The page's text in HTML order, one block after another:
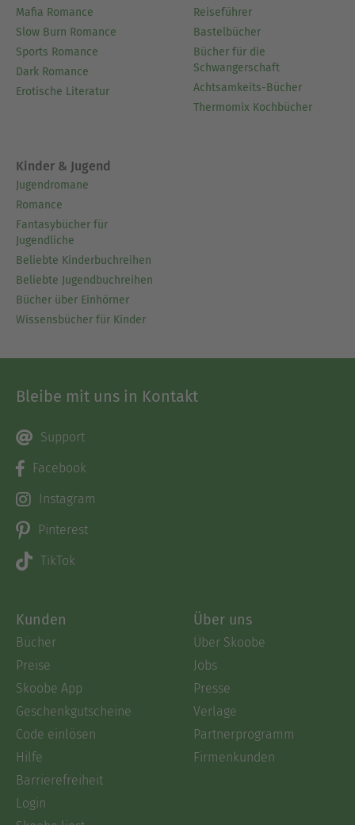
Mafia Romance
Slow Burn Romance
Sports Romance
Dark Romance
Erotische Literatur
Reiseführer
Bastelbücher
Bücher für die
Schwangerschaft
Achtsamkeits-Bücher
Thermomix Kochbücher
Kinder & Jugend
Jugendromane
Romance
Fantasybücher für
Jugendliche
Beliebte Kinderbuchreihen
Beliebte Jugendbuchreihen
Bücher über Einhörner
Wissensbücher für Kinder
Bleibe mit uns in Kontakt
Support
Facebook
Instagram
Pinterest
TikTok
Kunden
Bücher
Preise
Skoobe App
Geschenkgutscheine
Code einlösen
Hilfe
Barrierefreiheit
Login
Über uns
Über Skoobe
Jobs
Presse
Verlage
Partnerprogramm
Firmenkunden